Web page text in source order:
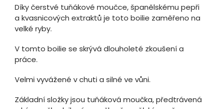
Díky čerstvé tuňákové moučce, španělskému pepři
a kvasnicových extraktů je toto boilie zaměřeno na
velké ryby.
V tomto boilie se skrývá dlouholeté zkoušení a
práce.
Velmi vyvážené v chuti a silné ve vůni.
Základní složky jsou tuňáková moučka, předtrávená